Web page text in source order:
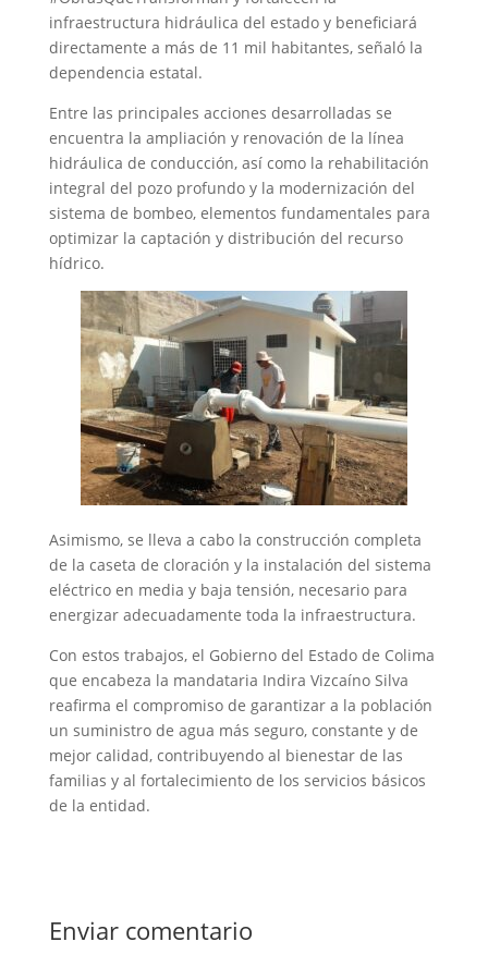
infraestructura hidráulica del estado y beneficiará
directamente a más de 11 mil habitantes, señaló la
dependencia estatal.
Entre las principales acciones desarrolladas se
encuentra la ampliación y renovación de la línea
hidráulica de conducción, así como la rehabilitación
integral del pozo profundo y la modernización del
sistema de bombeo, elementos fundamentales para
optimizar la captación y distribución del recurso
hídrico.
Asimismo, se lleva a cabo la construcción completa
de la caseta de cloración y la instalación del sistema
eléctrico en media y baja tensión, necesario para
energizar adecuadamente toda la infraestructura.
Con estos trabajos, el Gobierno del Estado de Colima
que encabeza la mandataria Indira Vizcaíno Silva
reafirma el compromiso de garantizar a la población
un suministro de agua más seguro, constante y de
mejor calidad, contribuyendo al bienestar de las
familias y al fortalecimiento de los servicios básicos
de la entidad.
Enviar comentario